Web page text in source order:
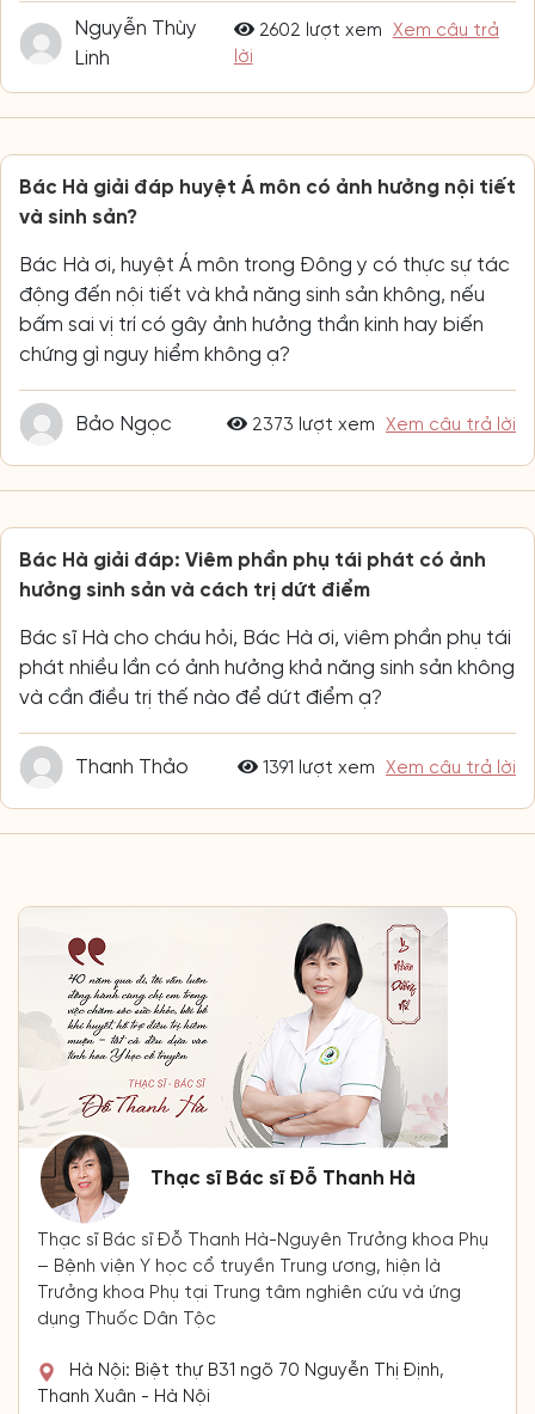
Nguyễn Thùy
Linh
2602 lượt xem
Xem câu trả
lời
Bác Hà giải đáp huyệt Á môn có ảnh hưởng nội tiết
và sinh sản?
Bác Hà ơi, huyệt Á môn trong Đông y có thực sự tác
động đến nội tiết và khả năng sinh sản không, nếu
bấm sai vị trí có gây ảnh hưởng thần kinh hay biến
chứng gì nguy hiểm không ạ?
Bảo Ngọc 2373 lượt xem Xem câu trả lời
Bác Hà giải đáp: Viêm phần phụ tái phát có ảnh
hưởng sinh sản và cách trị dứt điểm
Bác sĩ Hà cho cháu hỏi, Bác Hà ơi, viêm phần phụ tái
phát nhiều lần có ảnh hưởng khả năng sinh sản không
và cần điều trị thế nào để dứt điểm ạ?
Thanh Thảo 1391 lượt xem Xem câu trả lời
Thạc sĩ Bác sĩ Đỗ Thanh Hà
Thạc sĩ Bác sĩ Đỗ Thanh Hà-Nguyên Trưởng khoa Phụ
– Bệnh viện Y học cổ truyền Trung ương, hiện là
Trưởng khoa Phụ tại Trung tâm nghiên cứu và ứng
dụng Thuốc Dân Tộc
Hà Nội: Biệt thự B31 ngõ 70 Nguyễn Thị Định,
Thanh Xuân - Hà Nội